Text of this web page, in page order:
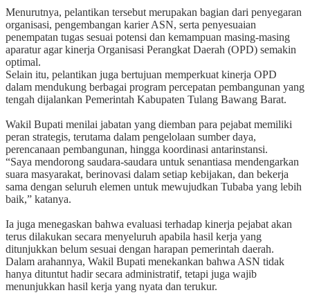
‎Menurutnya, pelantikan tersebut merupakan bagian dari penyegaran
organisasi, pengembangan karier ASN, serta penyesuaian
penempatan tugas sesuai potensi dan kemampuan masing-masing
aparatur agar kinerja Organisasi Perangkat Daerah (OPD) semakin
optimal.
‎Selain itu, pelantikan juga bertujuan memperkuat kinerja OPD
dalam mendukung berbagai program percepatan pembangunan yang
tengah dijalankan Pemerintah Kabupaten Tulang Bawang Barat.
‎Wakil Bupati menilai jabatan yang diemban para pejabat memiliki
peran strategis, terutama dalam pengelolaan sumber daya,
perencanaan pembangunan, hingga koordinasi antarinstansi.
‎“Saya mendorong saudara-saudara untuk senantiasa mendengarkan
suara masyarakat, berinovasi dalam setiap kebijakan, dan bekerja
sama dengan seluruh elemen untuk mewujudkan Tubaba yang lebih
baik,” katanya.
‎Ia juga menegaskan bahwa evaluasi terhadap kinerja pejabat akan
terus dilakukan secara menyeluruh apabila hasil kerja yang
ditunjukkan belum sesuai dengan harapan pemerintah daerah.
‎Dalam arahannya, Wakil Bupati menekankan bahwa ASN tidak
hanya dituntut hadir secara administratif, tetapi juga wajib
menunjukkan hasil kerja yang nyata dan terukur.